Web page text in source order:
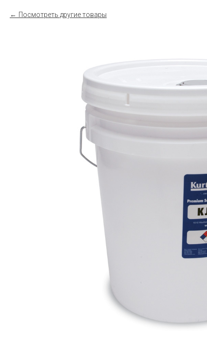
Посмотреть другие товары